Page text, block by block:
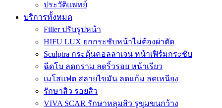
ประวัติแพทย์
บริการทั้งหมด
Filler ปรับรูปหน้า
HIFU LUX ยกกระชับหน้าไม่ต้องผ่าตัด
Sculptra กระตุ้นคอลลาเจน หน้าเฟิร์มกระชับ
ฉีดโบ ลดกราม ลดริ้วรอย หน้าเรียว
เมโสแฟต สลายไขมัน ลดแก้ม ลดเหนียง
รักษาสิว รอยสิว
VIVA SCAR รักษาหลุมสิว รูขุมขนกว้าง